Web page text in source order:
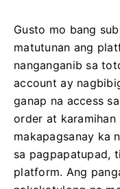
Gusto mo bang
matutunan ang
nanganganib sa
account ay
ganap na access
order at karamihan
makapagsanay ka
sa pagpapatupad,
platform. Ang